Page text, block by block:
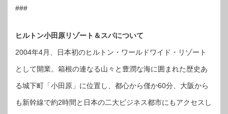
###
ヒルトン小田原リゾート＆スパについて
2004年4月、日本初のヒルトン・ワールドワイド・リゾート
として開業。箱根の連なる山々と豊潤な海に囲まれた歴史あ
る城下町「小田原」に位置し、都心から僅か60分、大阪から
も新幹線で約2時間と日本の二大ビジネス都市にもアクセスし